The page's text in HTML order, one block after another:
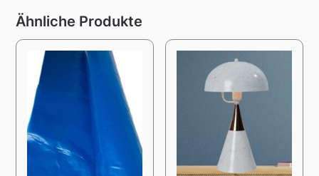
Ähnliche Produkte